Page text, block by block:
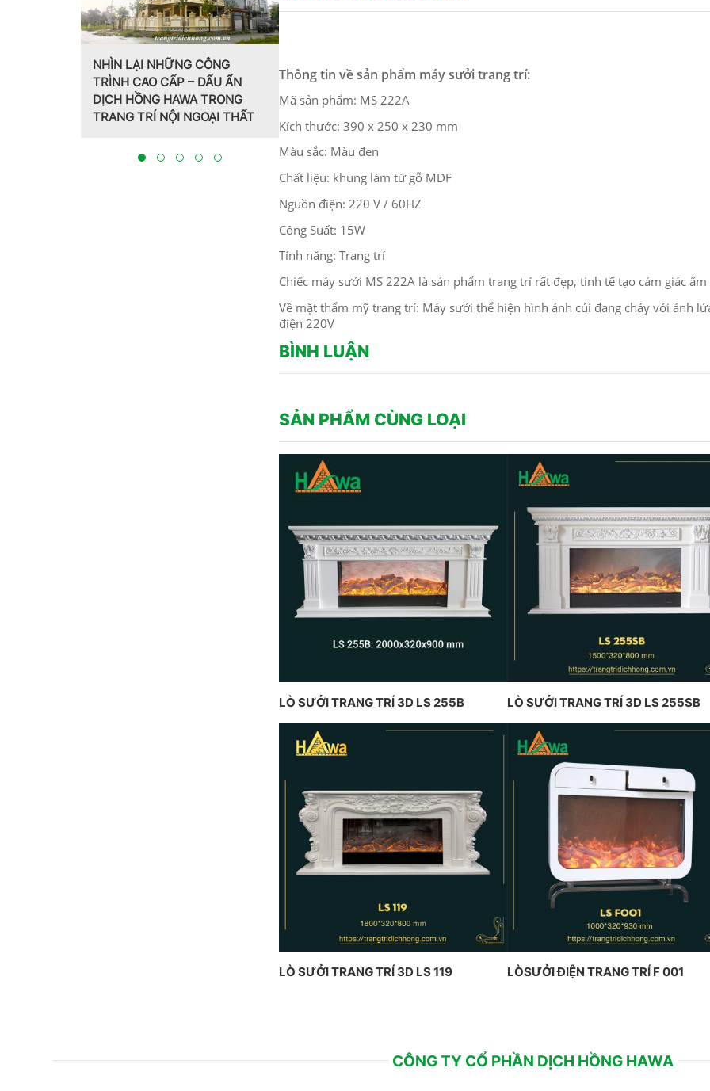
Thông tin về sản phẩm máy sưởi trang trí:
Mã sản phẩm: MS 222A
Kích thước: 390 x 250 x 230 mm
Màu sắc: Màu đen
Chất liệu: khung làm từ gỗ MDF
Nguồn điện: 220 V / 60HZ
Công Suất: 15W
Tính năng: Trang trí
Chiếc máy sưởi MS 222A là sản phẩm trang trí rất đẹp, tinh tế tạo cảm giác
Về mặt thẩm mỹ trang trí: Máy sưởi thể hiện hình ảnh củi đang cháy với ánh
điện 220V
BÌNH LUẬN
SẢN PHẨM CÙNG LOẠI
LÒ SƯỞI TRANG TRÍ 3D LS 255B LÒ SƯỞI TRANG TRÍ 3D LS 255SB
LÒ SƯỞI TRANG TRÍ 3D LS 119 LÒSƯỞI ĐIỆN TRANG TRÍ F 001
NHỮNG CÔNG
CẤP – DẤU ẤN
HAWA TRONG
NỘI NGOẠI THẤT
Trang trí nội thất theo phong
cách Pháp do CT CP Dịch
Hồng Hawa thiết kế, thi công
MẪU PHÀO CHỈ THẠCH CAO -
HOA VĂN TRANG TRÍ TRẦN DO
CT CP DỊCH HỒNG HAWA
BẮC NINH
CÔNG TY CỔ PHẦN DỊCH HỒNG HAWA